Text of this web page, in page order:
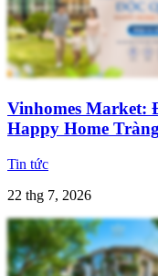
Vinhomes Market:
Happy Home
Tin tức
22 thg 7, 2026